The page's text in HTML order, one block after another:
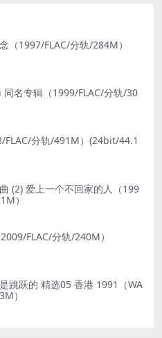
（1997/FLAC/分轨/284M）
同名专辑（1999/FLAC/分轨/30
FLAC/分轨/491M）(24bit/44.1
(2) 爱上一个不回家的人（199
）
FLAC/分轨/240M）
跳跃的 精选05 香港 1991（WA
）